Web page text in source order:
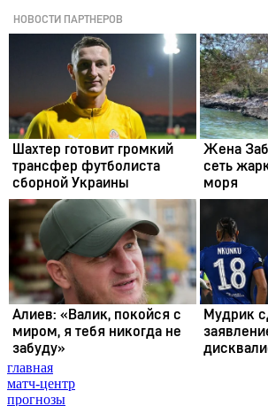
главная
матч-центр
прогнозы